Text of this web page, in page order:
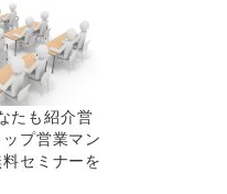
たも紹介営
プ営業マン
セミナーを